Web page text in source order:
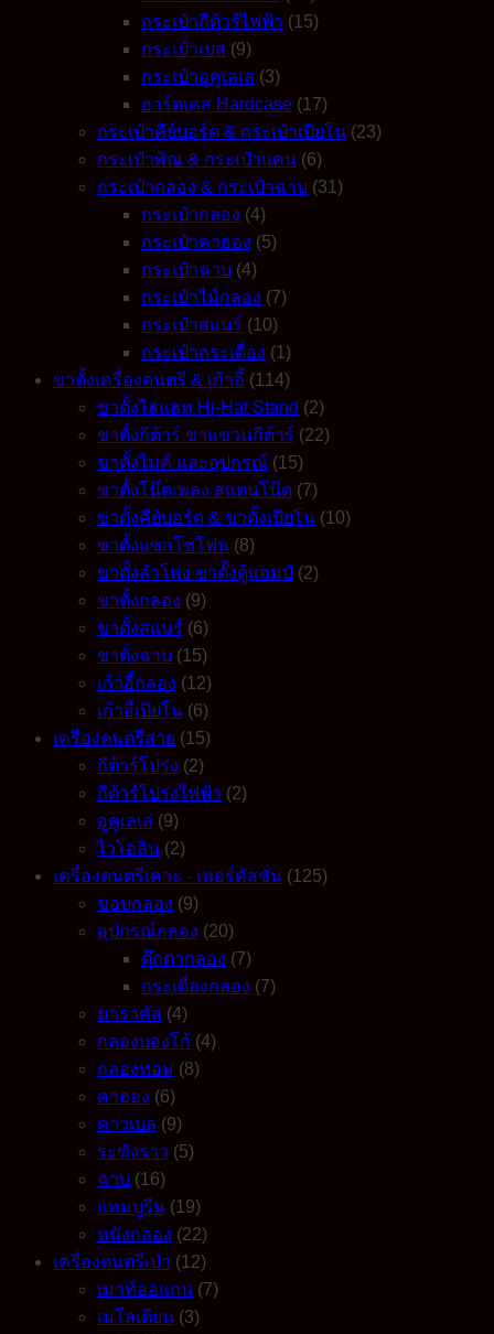
กระเป๋ากีต้าร์ไฟฟ้า (15)
กระเป๋าเบส (9)
กระเป๋าอูคูเลเล่ (3)
ฮาร์ดเคส Hardcase (17)
กระเป๋าคีย์บอร์ด & กระเป๋าเปียโน (23)
กระเป๋าพิณ & กระเป๋าแคน (6)
กระเป๋ากลอง & กระเป๋าฉาบ (31)
กระเป๋ากลอง (4)
กระเป๋าคาฮอง (5)
กระเป๋าฉาบ (4)
กระเป๋าไม้กลอง (7)
กระเป๋าสแนร์ (10)
กระเป๋ากระเดื่อง (1)
ขาตั้งเครื่องดนตรี & เก้าอี้ (114)
ขาตั้งไฮแฮท Hi-Hat Stand (2)
ขาตั้งกีต้าร์ ขาแขวนกีต้าร์ (22)
ขาตั้งไมค์ และอุปกรณ์ (15)
ขาตั้งโน๊ตเพลง สแตนโน๊ต (7)
ขาตั้งคีย์บอร์ด & ขาตั้งเปียโน (10)
ขาตั้งแซกโซโฟน (8)
ขาตั้งลำโพง ขาตั้งตู้แอมป์ (2)
ขาตั้งกลอง (9)
ขาตั้งสแนร์ (6)
ขาตั้งฉาบ (15)
เก้าอี้กลอง (12)
เก้าอี้เปียโน (6)
เครื่องดนตรีสาย (15)
กีต้าร์โปร่ง (2)
กีต้าร์โปร่งไฟฟ้า (2)
อูคูเลเล่ (9)
ไวโอลิน (2)
เครื่องดนตรีเคาะ - เพอร์คัสชั่น (125)
ขอบกลอง (9)
อุปกรณ์กลอง (20)
ตุ๊กตากลอง (7)
กระเดื่องกลอง (7)
มาราคัส (4)
กลองบองโก้ (4)
กลองทอม (8)
คาฮอง (6)
คาวเบล (9)
ระฆังราว (5)
ฉาบ (16)
แทมบูรีน (19)
หนังกลอง (22)
เครื่องดนตรีเป่า (12)
เมาท์ออแกน (7)
เมโลเดียน (3)